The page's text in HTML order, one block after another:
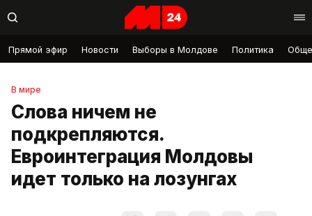
Прямой эфир Новости Выборы в Молдове Политика
В мире
Слова ничем не
подкрепляются.
Евроинтеграция Молдовы
идет только на лозунгах